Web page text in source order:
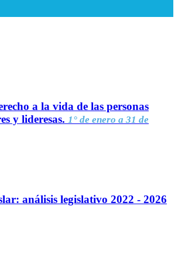
a la vida de las personas
y lideresas. 1° de enero a 31 de
análisis legislativo 2022 - 2026